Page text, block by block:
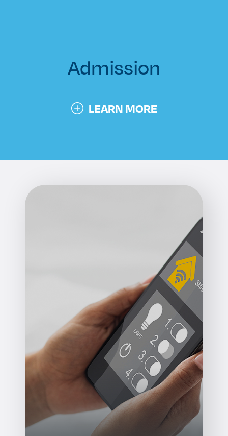
Admission
LEARN MORE